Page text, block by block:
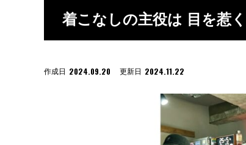
着こなしの主役は 目を惹
作成日 2024.09.20 更新日 2024.11.22